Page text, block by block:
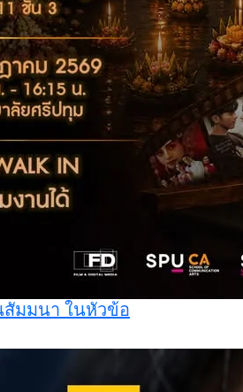
สัมมนา ในหัวข้อ